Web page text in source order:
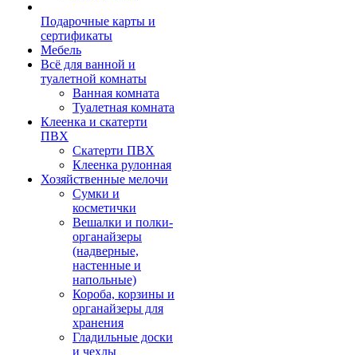
Подарочные карты и
сертификаты
Мебель
Всё для ванной и
туалетной комнаты
Ванная комната
Туалетная комната
Клеенка и скатерти
ПВХ
Скатерти ПВХ
Клеенка рулонная
Хозяйственные мелочи
Сумки и
косметички
Вешалки и полки-
органайзеры
(надверные,
настенные и
напольные)
Короба, корзины и
органайзеры для
хранения
Гладильные доски
и чехлы